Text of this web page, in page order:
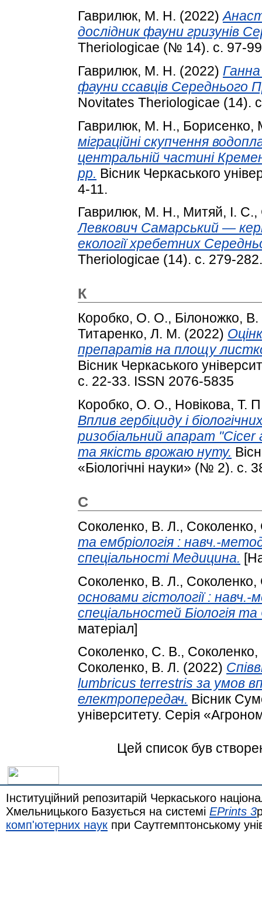
Гаврилюк, М. Н. (2022)
дослідник фауни гризунів
Theriologicae (№ 14). с. 97-
Гаврилюк, М. Н. (2022)
фауни ссавців Середнього
Novitates Theriologicae (14).
Гаврилюк, М. Н., Борисенко,
міграційні скупчення
центральній частині
рр. Вісник Черкаського
4-11.
Гаврилюк, М. Н., Митяй, І. С.,
Левкович Самарський —
екології хребетних
Theriologicae (14). с. 279-282.
К
Коробко, О. О., Білоножко,
Титаренко, Л. М. (2022)
препаратів на площу
Вісник Черкаського
с. 22-33. ISSN 2076-5835
Коробко, О. О., Новікова, Т.
Вплив гербіциду і
ризобіальний апарат
та якість врожаю нуту.
«Біологічні науки» (№ 2). с.
С
Соколенко, В. Л.,
та ембріологія : навч.-
спеціальності Медицина.
Соколенко, В. Л.,
основами гістології :
спеціальностей Біологія
матеріал]
Соколенко, С. В.,
Соколенко, В. Л. (2022)
lumbricus terrestris за умов
електропередач. Вісник
університету. Серія
Цей список був
Інституційний репозитарій Черкаського
Хмельницького Базується на системі EPrints 3
комп'ютерних наук при Саутгемптонському